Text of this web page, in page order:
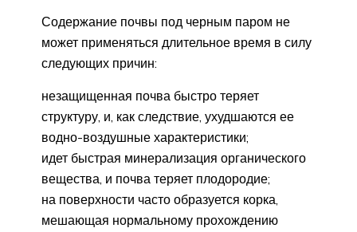
Содержание почвы под черным паром не
может применяться длительное время в силу
следующих причин:
незащищенная почва быстро теряет
структуру, и, как следствие, ухудшаются ее
водно-воздушные характеристики;
идет быстрая минерализация органического
вещества, и почва теряет плодородие;
на поверхности часто образуется корка,
мешающая нормальному прохождению